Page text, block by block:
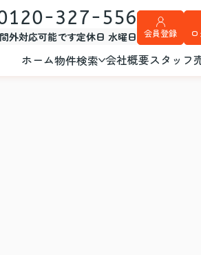
327-556
外対応可能です定休日 水曜日 会員登録
ホーム物件検索 会社概要スタッフ